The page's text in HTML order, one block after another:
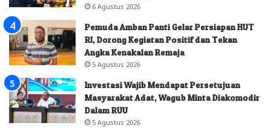
6 Agustus 2026
Pemuda Amban Panti Gelar Persiapan HUT
RI, Dorong Kegiatan Positif dan Tekan
Angka Kenakalan Remaja
5 Agustus 2026
Investasi Wajib Mendapat Persetujuan
Masyarakat Adat, Wagub Minta Diakomodir
Dalam RUU
5 Agustus 2026